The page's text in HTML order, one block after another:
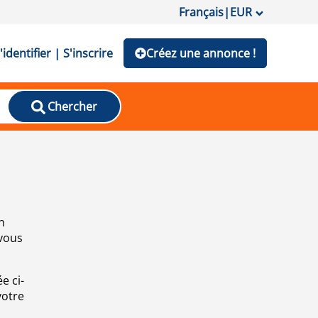
Français|EUR
| S'inscrire Créez une annonce !
Chercher
ci-